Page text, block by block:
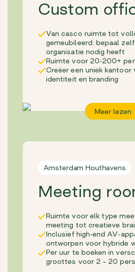
Custom
Van casco ruimte tot
gemeubileerd: bepaal
organisatie nodig heeft
Ruimte voor 20-200+
Creëer een uniek kantoor
identiteit en branding
Meer lezen
Amsterdam Houthavens
Meeting
Ruimte voor elk type
meeting tot creatieve
Inclusief high-end AV-
ontworpen voor hybride
Per uur te boeken in
groottes voor 2 – 20